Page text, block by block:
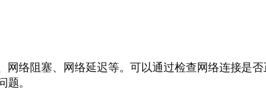
络阻塞、网络延迟等。可以通过检查网络连接是
。